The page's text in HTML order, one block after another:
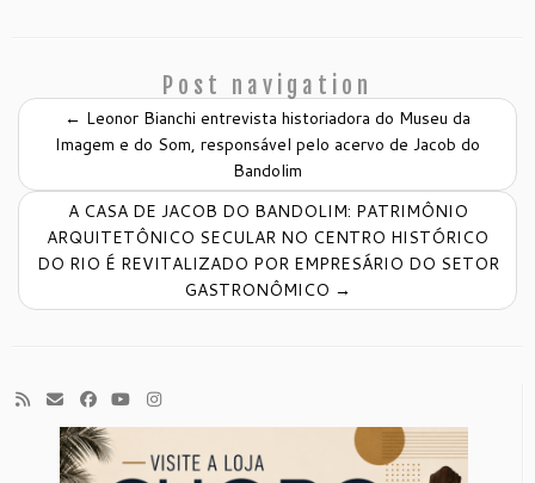
Post navigation
← Leonor Bianchi entrevista historiadora do Museu da
Imagem e do Som, responsável pelo acervo de Jacob do
Bandolim
A CASA DE JACOB DO BANDOLIM: PATRIMÔNIO
ARQUITETÔNICO SECULAR NO CENTRO HISTÓRICO
DO RIO É REVITALIZADO POR EMPRESÁRIO DO SETOR
GASTRONÔMICO →